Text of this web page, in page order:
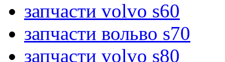
запчасти volvo s60
запчасти вольво s70
запчасти volvo s80